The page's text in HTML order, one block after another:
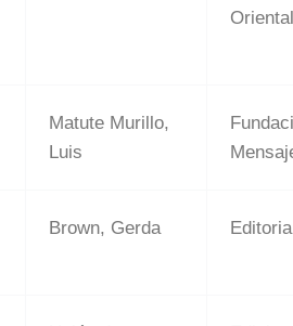
Matute Murillo,
Luis
Brown, Gerda